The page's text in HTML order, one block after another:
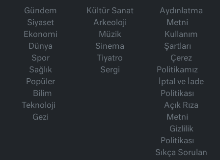
Gündem
Siyaset
Ekonomi
Dünya
Spor
Sağlık
Popüler
Bilim
Teknoloji
Gezi
Kültür Sanat
Arkeoloji
Müzik
Sinema
Tiyatro
Sergi
Aydınlatma
Metni
Kullanım
Şartları
Çerez
Politikamız
İptal ve İade
Politikası
Açık Rıza
Metni
Gizlilik
Politikası
Sıkça Sorulan